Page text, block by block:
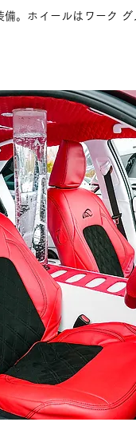
備。ホイールはワーク